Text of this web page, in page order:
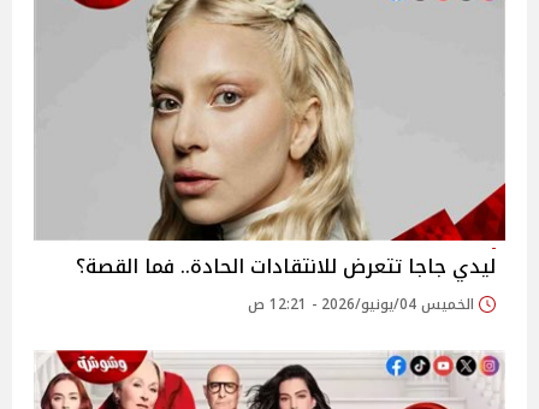
ليدي جاجا تتعرض للانتقادات الحادة.. فما القصة؟
الخميس 04/يونيو/2026 - 12:21 ص